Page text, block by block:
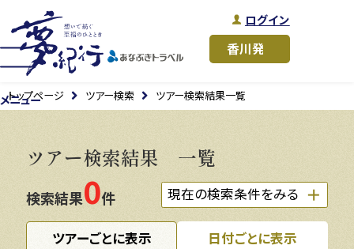
ログイン
メニュー
トップページ ツアー検索 ツアー検索結果一覧
ツアー検索結果 一覧
検索結果0件 現在の検索条件をみる
ツアーごとに表示 日付ごとに表示